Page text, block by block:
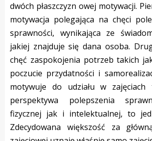
dwóch płaszczyzn owej motywacji.
motywacja polegająca na chęci
sprawności, wynikająca ze
jakiej znajduje się dana osoba.
chęć zaspokojenia potrzeb takich
poczucie przydatności i
motywuje do udziału w zajęciach
perspektywa polepszenia
fizycznej jak i intelektualnej, to
Zdecydowana większość za